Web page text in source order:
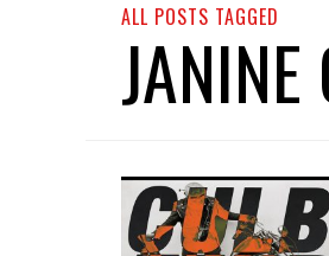
ALL POSTS TAGGED
JANINE